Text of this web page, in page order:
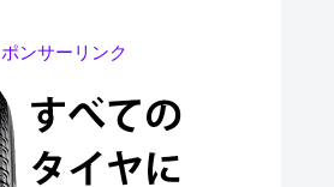
ンサーリンク